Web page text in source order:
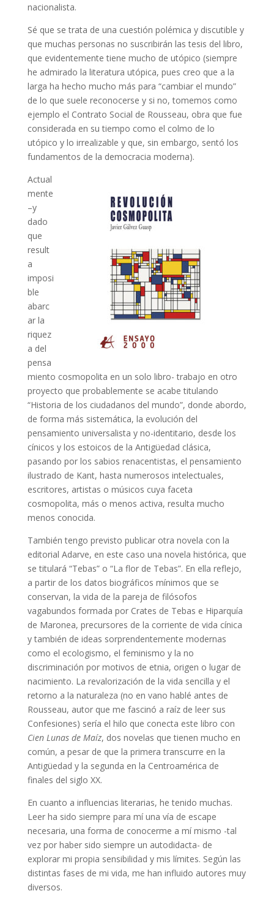
nacionalista.
Sé que se trata de una cuestión polémica y discutible y
que muchas personas no suscribirán las tesis del libro,
que evidentemente tiene mucho de utópico (siempre
he admirado la literatura utópica, pues creo que a la
larga ha hecho mucho más para “cambiar el mundo”
de lo que suele reconocerse y si no, tomemos como
ejemplo el Contrato Social de Rousseau, obra que fue
considerada en su tiempo como el colmo de lo
utópico y lo irrealizable y que, sin embargo, sentó los
fundamentos de la democracia moderna).
Actual
mente
–y
dado
que
result
a
imposi
ble
abarc
ar la
riquez
a del
pensa
miento cosmopolita en un solo libro- trabajo en otro
proyecto que probablemente se acabe titulando
“Historia de los ciudadanos del mundo”, donde abordo,
de forma más sistemática, la evolución del
pensamiento universalista y no-identitario, desde los
cínicos y los estoicos de la Antigüedad clásica,
pasando por los sabios renacentistas, el pensamiento
ilustrado de Kant, hasta numerosos intelectuales,
escritores, artistas o músicos cuya faceta
cosmopolita, más o menos activa, resulta mucho
menos conocida.
También tengo previsto publicar otra novela con la
editorial Adarve, en este caso una novela histórica, que
se titulará “Tebas” o “La flor de Tebas”. En ella reflejo,
a partir de los datos biográficos mínimos que se
conservan, la vida de la pareja de filósofos
vagabundos formada por Crates de Tebas e Hiparquía
de Maronea, precursores de la corriente de vida cínica
y también de ideas sorprendentemente modernas
como el ecologismo, el feminismo y la no
discriminación por motivos de etnia, origen o lugar de
nacimiento. La revalorización de la vida sencilla y el
retorno a la naturaleza (no en vano hablé antes de
Rousseau, autor que me fascinó a raíz de leer sus
Confesiones) sería el hilo que conecta este libro con
Cien Lunas de Maíz, dos novelas que tienen mucho en
común, a pesar de que la primera transcurre en la
Antigüedad y la segunda en la Centroamérica de
finales del siglo XX.
En cuanto a influencias literarias, he tenido muchas.
Leer ha sido siempre para mí una vía de escape
necesaria, una forma de conocerme a mí mismo -tal
vez por haber sido siempre un autodidacta- de
explorar mi propia sensibilidad y mis límites. Según las
distintas fases de mi vida, me han influido autores muy
diversos.